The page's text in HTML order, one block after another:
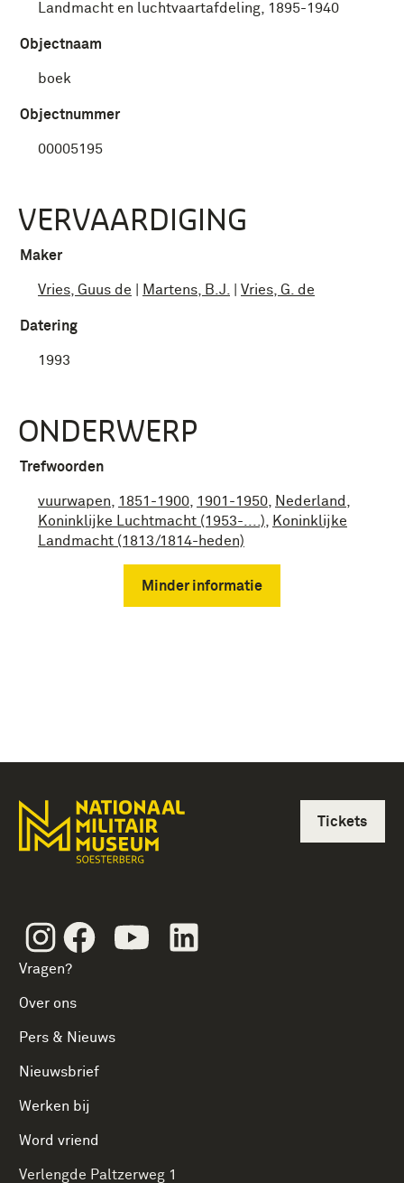
Landmacht en luchtvaartafdeling, 1895-1940
Objectnaam
boek
Objectnummer
00005195
VERVAARDIGING
Maker
Vries, Guus de Martens, B.J. Vries, G. de
Datering
1993
ONDERWERP
Trefwoorden
vuurwapen 1851-1900 1901-1950 Nederland
Koninklijke Luchtmacht (1953-....)
Koninklijke
Landmacht (1813/1814-heden)
Minder informatie
InstagramFacebookYoutube
Vragen?
Over ons
Pers & Nieuws
Nieuwsbrief
Werken bij
Word vriend
Tickets
Verlengde Paltzerweg 1